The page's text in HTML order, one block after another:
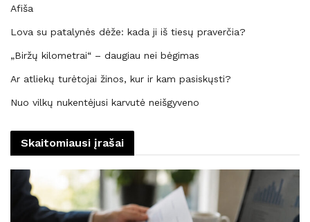
Afiša
Lova su patalynės dėže: kada ji iš tiesų praverčia?
„Biržų kilometrai“ – daugiau nei bėgimas
Ar atliekų turėtojai žinos, kur ir kam pasiskųsti?
Nuo vilkų nukentėjusi karvutė neišgyveno
Skaitomiausi įrašai